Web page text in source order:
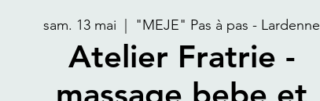
sam. 13 mai "MEJE" Pas à pas - Lardenne
Atelier Fratrie -